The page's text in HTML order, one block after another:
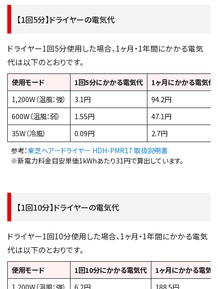
【1回5分】ドライヤーの電気代
ドライヤー1回5分使用した場合、1ヶ月・1年間にかかる電気
代は以下のとおりです。
使用モード 1回5分にかかる電気代
1ヶ月にかかる電気代
1,200W（温風：強）
3.1円
94.2円
600W（温風：弱）
1.55円
47.1円
35W（冷風）
0.09円 2.7円
参考：東芝ヘアードライヤー HDH-PMR17 取扱説明書
※新電力料金目安単価1kWhあたり31円で算出しています。
【1回10分】ドライヤーの電気代
ドライヤー1回10分使用した場合、1ヶ月・1年間にかかる電気
代は以下のとおりです。
使用モード 1回10分にかかる電気代
1ヶ月にかかる電気
1,200W（温風：強）
6.2円 188.5円